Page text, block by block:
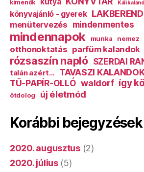
kimenők Káli
könyvajánló - gyerek
menütervezés mindenmentes
mindennapok munka nemez
otthonoktatás parfüm kalandok
rózsaszín napló SZERDAI
talán azért...
TAVASZI
TŰ-PAPÍR-OLLÓ waldorf így
ötdolog új életmód
Korábbi bejegyzések
2020. augusztus(2)
2020. július(5)